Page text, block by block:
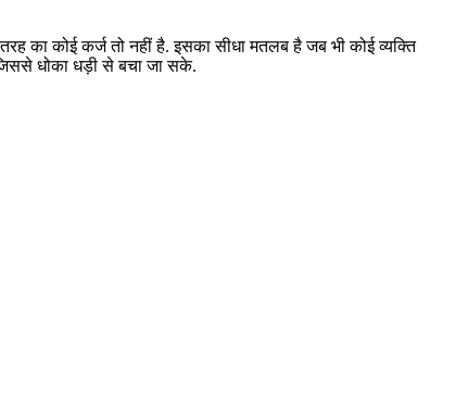
तरह का कोई कर्ज तो नहीं है. इसका सीधा मतलब है जब भी कोई व्यक्ति
धोका धड़ी से बचा जा सके.